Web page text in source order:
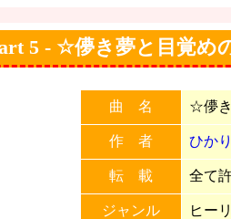
5 - ☆儚き夢と目覚め
曲 名 ☆儚
作 者 ひか
転 載 全て
ジャンル ヒー